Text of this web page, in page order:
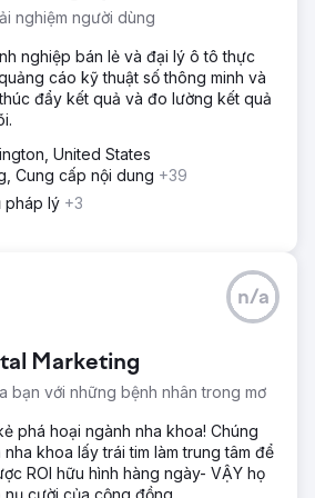
nghiệm người dùng
nghiệp bán lẻ và đại lý ô tô thực
cáo kỹ thuật số thông minh và
đẩy kết quả và đo lường kết quả
United States
Cung cấp nội dung +39
pháp lý +3
Marketing
bạn với những bệnh nhân trong mơ
n/a
phá hoại ngành nha khoa! Chúng
khoa lấy trái tim làm trung tâm để
ROI hữu hình hàng ngày- VẬY họ
cười của cộng đồng.